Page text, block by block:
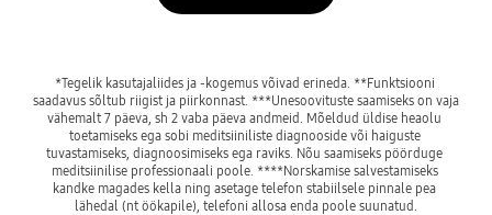
*Tegelik kasutajaliides ja -kogemus võivad erineda. **Funktsiooni
saadavus sõltub riigist ja piirkonnast. ***Unesoovituste saamiseks on vaja
vähemalt 7 päeva, sh 2 vaba päeva andmeid. Mõeldud üldise heaolu
toetamiseks ega sobi meditsiiniliste diagnooside või haiguste
tuvastamiseks, diagnoosimiseks ega raviks. Nõu saamiseks pöörduge
meditsiinilise professionaali poole. ****Norskamise salvestamiseks
kandke magades kella ning asetage telefon stabiilsele pinnale pea
lähedal (nt öökapile), telefoni allosa enda poole suunatud.